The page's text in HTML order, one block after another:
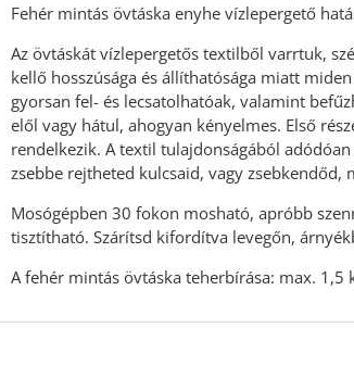
Fehér mintás övtáska enyhe vízlepergető
Az övtáskát vízlepergetős textilből varrtuk,
kellő hosszúsága és állíthatósága miatt
gyorsan fel- és lecsatolhatóak, valamint
elől vagy hátul, ahogyan kényelmes. Első
rendelkezik. A textil tulajdonságából
zsebbe rejtheted kulcsaid, vagy zsebkendőd,
Mosógépben 30 fokon mosható, apróbb
tisztítható. Szárítsd kifordítva levegőn,
A fehér mintás övtáska teherbírása: max. 1,5